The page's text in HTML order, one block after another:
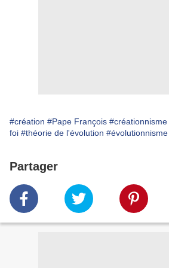
#création #Pape François #créationnisme
foi #théorie de l'évolution #évolutionnisme
Partager